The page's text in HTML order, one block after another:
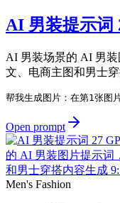
AI 男装提示词
AI 男装场景的 AI 男
文、电商主图和男士穿
帮我生成图片：在第1张图
Open prompt
Men's Fashion